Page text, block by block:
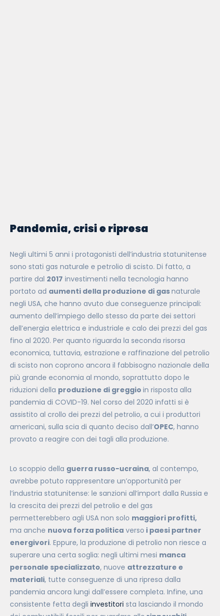
Pandemia, crisi e ripresa
Negli ultimi 5 anni i protagonisti dell’industria statunitense
sono stati gas naturale e petrolio di scisto. Di fatto, a
partire dal 2017 investimenti nella tecnologia hanno
portato ad aumenti della produzione di gasnaturale
negli USA, che hanno avuto due conseguenze principali:
aumento dell’impiego dello stesso da parte dei settori
dell’energia elettrica e industriale e calo dei prezzi del gas
fino al 2020. Per quanto riguarda la seconda risorsa
economica, tuttavia, estrazione e raffinazione del petrolio
di scisto non coprono ancora il fabbisogno nazionale della
più grande economia al mondo, soprattutto dopo le
riduzioni della produzione di greggio in risposta alla
pandemia di COVID-19. Nel corso del 2020 infatti si è
assistito al crollo dei prezzi del petrolio, a cui i produttori
americani, sulla scia di quanto deciso dall’OPEC, hanno
provato a reagire con dei tagli alla produzione.
Lo scoppio della guerra russo-ucraina, al contempo,
avrebbe potuto rappresentare un’opportunità per
l’industria statunitense: le sanzioni all’import dalla Russia e
la crescita dei prezzi del petrolio e del gas
permetterebbero agli USA non solo maggiori profitti,
ma anche nuova forza politica verso i paesi partner
energivori. Eppure, la produzione di petrolio non riesce a
superare una certa soglia: negli ultimi mesi manca
personale specializzato, nuove attrezzature e
materiali, tutte conseguenze di una ripresa dalla
pandemia ancora lungi dall’essere completa. Infine, una
consistente fetta degli investitori sta lasciando il mondo